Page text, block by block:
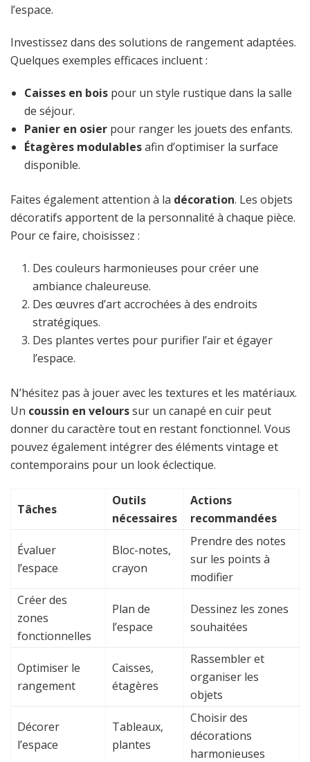
l’espace.
Investissez dans des solutions de rangement adaptées.
Quelques exemples efficaces incluent :
Caisses en bois pour un style rustique dans la salle
de séjour.
Panier en osier pour ranger les jouets des enfants.
Étagères modulablesafin d’optimiser la surface
disponible.
Faites également attention à la décoration. Les objets
décoratifs apportent de la personnalité à chaque pièce.
Pour ce faire, choisissez :
Des couleurs harmonieuses pour créer une
ambiance chaleureuse.
Des œuvres d’art accrochées à des endroits
stratégiques.
Des plantes vertes pour purifier l’air et égayer
l’espace.
N’hésitez pas à jouer avec les textures et les matériaux.
Un coussin en velourssur un canapé en cuir peut
donner du caractère tout en restant fonctionnel. Vous
pouvez également intégrer des éléments vintage et
contemporains pour un look éclectique.
Tâches
Outils
nécessaires
Actions
recommandées
Évaluer
l’espace
Bloc-notes,
crayon
Prendre des notes
sur les points à
modifier
Créer des
zones
fonctionnelles
Plan de
l’espace
Dessinez les zones
souhaitées
Optimiser le
rangement
Caisses,
étagères
Rassembler et
organiser les
objets
Décorer
l’espace
Tableaux,
plantes
Choisir des
décorations
harmonieuses